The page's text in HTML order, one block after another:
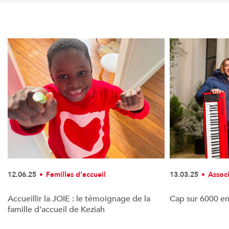
12.06.25 Familles d’accueil
Accueillir la JOIE : le témoignage de la
famille d’accueil de Keziah
13.03.25
Cap sur 6000